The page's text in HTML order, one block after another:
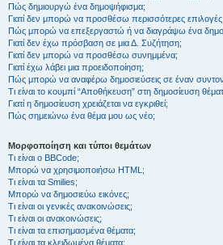
Πώς δημιουργώ ένα δημοψήφισμα;
Γιατί δεν μπορώ να προσθέσω περισσότερες
Πώς μπορώ να επεξεργαστώ ή να διαγράψω ένα
Γιατί δεν έχω πρόσβαση σε μια Δ. Συζήτηση;
Γιατί δεν μπορώ να προσθέσω συνημμένα;
Γιατί έχω λάβει μια προειδοποίηση;
Πώς μπορώ να αναφέρω δημοσιεύσεις σε έναν
Τι είναι το κουμπί “Αποθήκευση” στη δημοσίευση
Γιατί η δημοσίευση χρειάζεται να εγκριθεί;
Πώς σημειώνω ένα θέμα μου ως νέο;
Μορφοποίηση και τύποι θεμάτων
Τι είναι ο BBCode;
Μπορώ να χρησιμοποιήσω HTML;
Τι είναι τα Smilies;
Μπορώ να δημοσιεύω εικόνες;
Τι είναι οι γενικές ανακοινώσεις;
Τι είναι οι ανακοινώσεις;
Τι είναι τα επισημασμένα θέματα;
Τι είναι τα κλειδωμένα θέματα;